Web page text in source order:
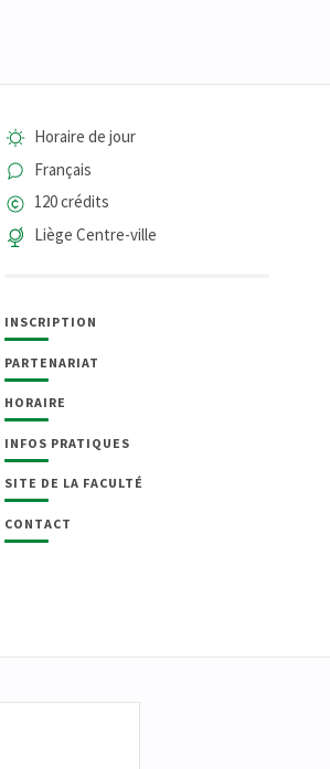
Horaire de jour
Français
120 crédits
Liège Centre-ville
INSCRIPTION
PARTENARIAT
HORAIRE
INFOS PRATIQUES
SITE DE LA FACULTÉ
CONTACT